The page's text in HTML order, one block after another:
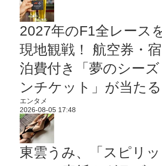
2027年のF1全レース
現地観戦！ 航空券・宿
泊費付き「夢のシーズ
ンチケット」が当たる
エンタメ
2026-08-05 17:48
東雲うみ、「スピリッ